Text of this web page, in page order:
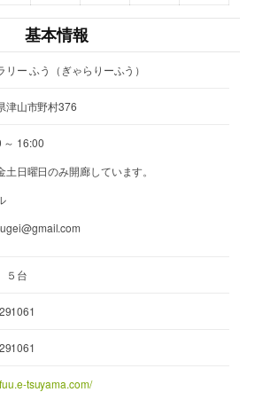
基本情報
リー ふう（ぎゃらりーふう）
津山市野村376
～ 16:00
土日曜日のみ開廊しています。
台
tsuyama.com/